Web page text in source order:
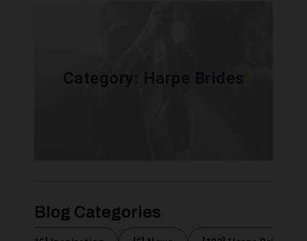
Category: Harpe Brides
Blog Categories